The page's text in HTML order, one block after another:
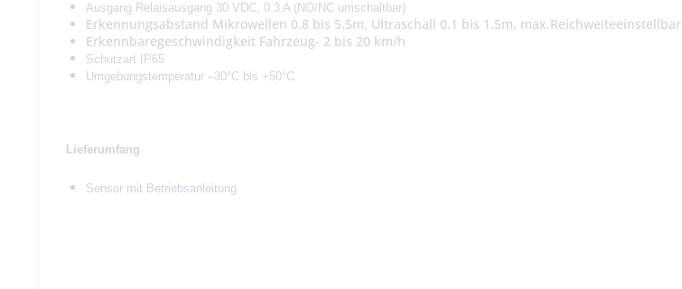
Ausgang Relaisausgang 30 VDC, 0.3 A (NO/ NC umschaltbar)
Erkennungsabstand Mikrowellen 0.8 bis 5.5m, Ultraschall 0.1 bis 1.5m, max.Reichweiteeinstellbar
Erkennbaregeschwindigkeit Fahrzeug- 2 bis 20 km/h
Schutzart IP65
Umgebungstemperatur –30°C bis +50°C
Lieferumfang
Sensor mit Betriebsanleitung